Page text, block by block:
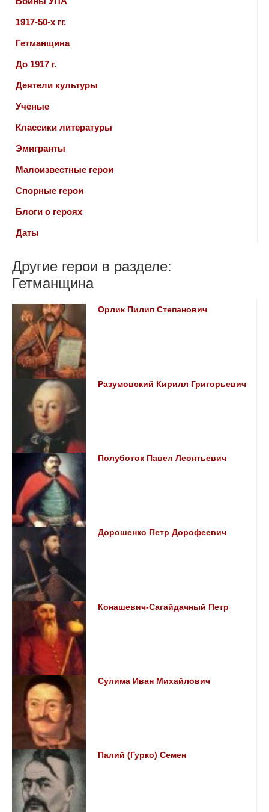
1917-50-х гг.
Гетманщина
До 1917 г.
Деятели культуры
Ученые
Классики литературы
Эмигранты
Малоизвестные герои
Спорные герои
Блоги о героях
Даты
Другие герои в разделе:
Гетманщина
Орлик Пилип Степанович
Разумовский Кирилл Григорьевич
Полуботок Павел Леонтьевич
Дорошенко Петр Дорофеевич
Конашевич-Сагайдачный Петр
Сулима Иван Михайлович
Палий (Гурко) Семен